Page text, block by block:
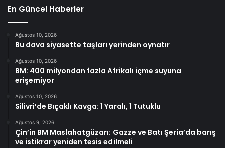
En Güncel Haberler
Ağustos 10, 2026
Bu dava siyasette taşları yerinden oynatır
Ağustos 10, 2026
BM: 400 milyondan fazla Afrikalı içme suyuna
erişemiyor
Ağustos 10, 2026
Silivri’de Bıçaklı Kavga: 1 Yaralı, 1 Tutuklu
Ağustos 9, 2026
Çin’in BM Maslahatgüzarı: Gazze ve Batı Şeria’da barış
ve istikrar yeniden tesis edilmeli